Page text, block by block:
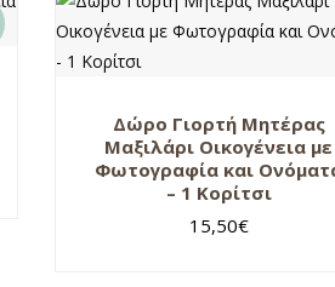
Δώρο Γιορτή Μητέρας
Μαξιλάρι Οικογένεια με
Φωτογραφία και
– 1 Κορίτσι
15,50€